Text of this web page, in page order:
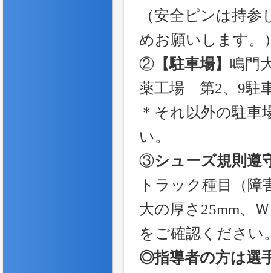
（安全ピンは持
めお願いします。
② 【駐車場】 鳴門
薬工場 第2、9駐
＊それ以外の駐
い。
③シューズ規則遵
トラック種目（障
大の厚さ25mm、
をご確認ください
◎指導者の方は選